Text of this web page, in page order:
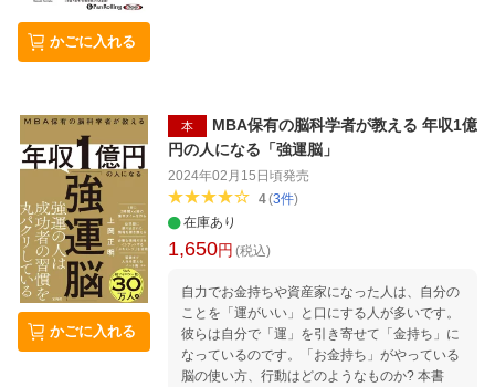
におすすめ！ 「注目銘柄20」を実名公開 ・
「厳選高配当株」4選ーー「利回り3.5％以上を
狙い、不労所得を手に入れよ」 ・「狙い目穴場
株」4選ーーあなたの知らない場所に、「宝の
山」が眠っている？ ・「飛躍が見込める期待
株」4選ーー今後の業績アップ＆株価上昇に乗
り遅れるな！ ・「長期保有したい安定成長株」
きる優良銘柄 ・「今後に期待の連続増配株」4
選ーー現在の利回りは低くても、これからグン
と伸びていく？ 第6章 初心者必見！ 「株で失
敗する人の特徴」ワースト9 第7章 新NISAで
「最高に豊かで自由な人生」を手に入れる et
かごに入れる
かごに入れる
本
MBA保有の脳科学者が教える 年収1億
円の人になる「強運脳」
2024年02月15日頃発売
4(3件)
在庫あり
1,650円 (税込)
自力でお金持ちや資産家になった人は、自分の
ことを「運がいい」と口にする人が多いです。
彼らは自分で「運」を引き寄せて「金持ち」に
なっているのです。「お金持ち」がやっている
脳の使い方、行動はどのようなものか? 本書